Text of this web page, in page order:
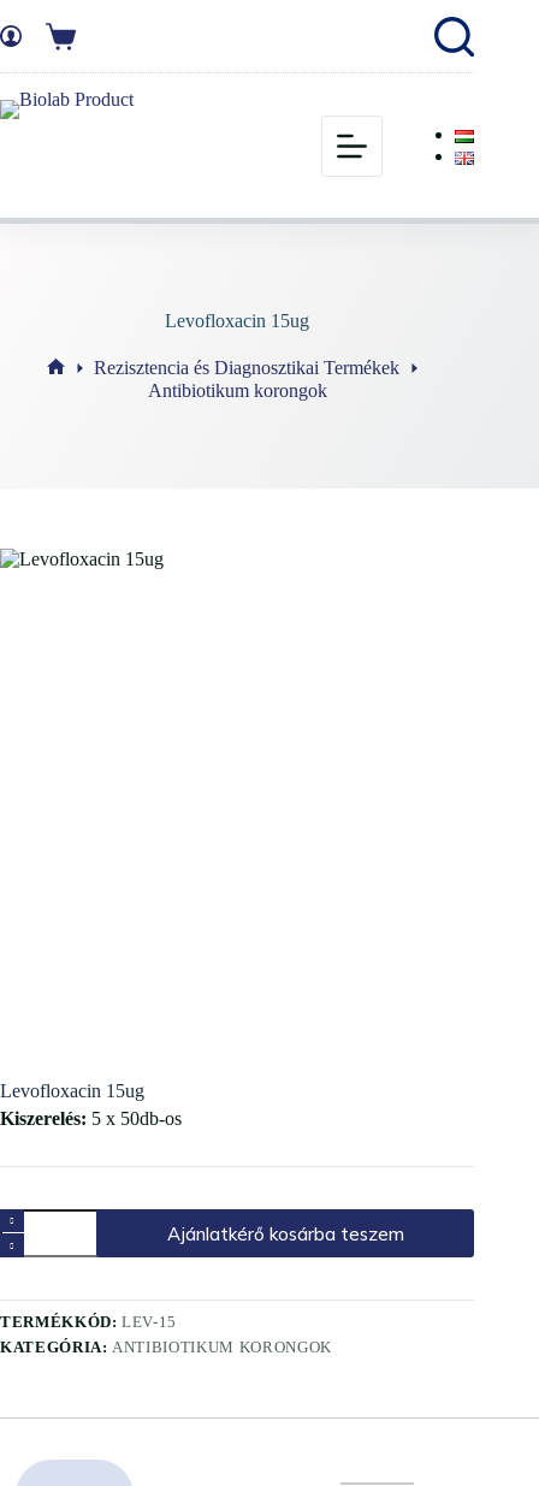
Levofloxacin 15ug
Rezisztencia és Diagnosztikai Termékek
Antibiotikum korongok
Levofloxacin 15ug
Kiszerelés: 5 x 50db-os
Ajánlatkérő kosárba teszem
TERMÉKKÓD:LEV-15
KATEGÓRIA:ANTIBIOTIKUM KORONGOK